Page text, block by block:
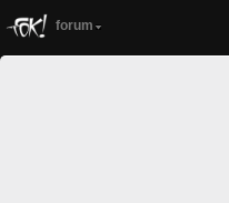
forum